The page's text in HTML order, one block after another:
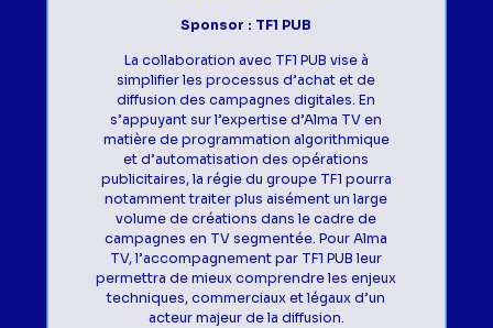
Sponsor : TF1 PUB
La collaboration avec TF1 PUB vise à
simplifier les processus d’achat et de
diffusion des campagnes digitales. En
s’appuyant sur l’expertise d’Alma TV en
matière de programmation algorithmique
et d’automatisation des opérations
publicitaires, la régie du groupe TF1 pourra
notamment traiter plus aisément un large
volume de créations dans le cadre de
campagnes en TV segmentée. Pour Alma
TV, l’accompagnement par TF1 PUB leur
permettra de mieux comprendre les enjeux
techniques, commerciaux et légaux d’un
acteur majeur de la diffusion.